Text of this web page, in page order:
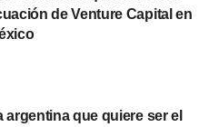
de Venture Capital en
argentina que quiere ser el